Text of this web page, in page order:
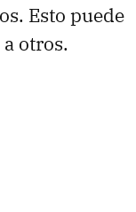
Esto puede
otros.